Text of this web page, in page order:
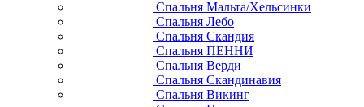
Спальня Мальта/Хельсинки
Спальня Лебо
Спальня Скандия
Спальня ПЕННИ
Спальня Верди
Спальня Скандинавия
Спальня Викинг